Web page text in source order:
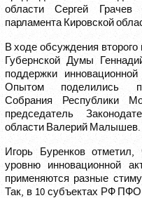
области Сергей Грачев
парламента Кировской
В ходе обсуждения
Губернской Думы
поддержки
Опытом поделились
Собрания Республики
председатель
области Валерий Малышев.
Игорь Буренков отметил,
уровню инновационной
применяются разные
Так, в 10 субъектах РФ ПФО